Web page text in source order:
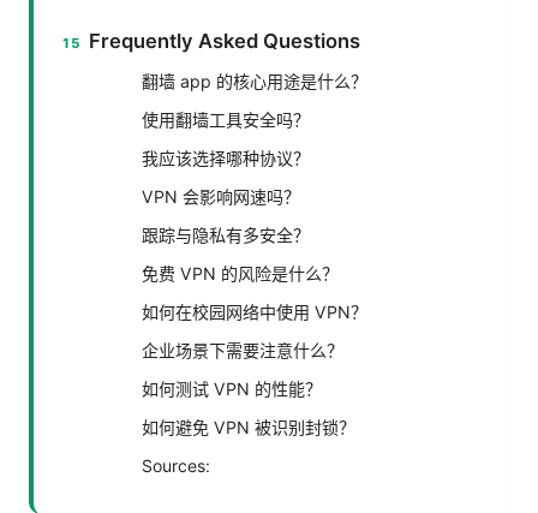
Frequently Asked Questions
翻墙 app 的核心用途是什么？
使用翻墙工具安全吗？
我应该选择哪种协议？
VPN 会影响网速吗？
跟踪与隐私有多安全？
免费 VPN 的风险是什么？
如何在校园网络中使用 VPN？
企业场景下需要注意什么？
如何测试 VPN 的性能？
如何避免 VPN 被识别封锁？
Sources: